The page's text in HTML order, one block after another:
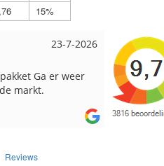
15%
17-7-2026
en breinaalden
de service.
Loes uit
Snelle
Reviews